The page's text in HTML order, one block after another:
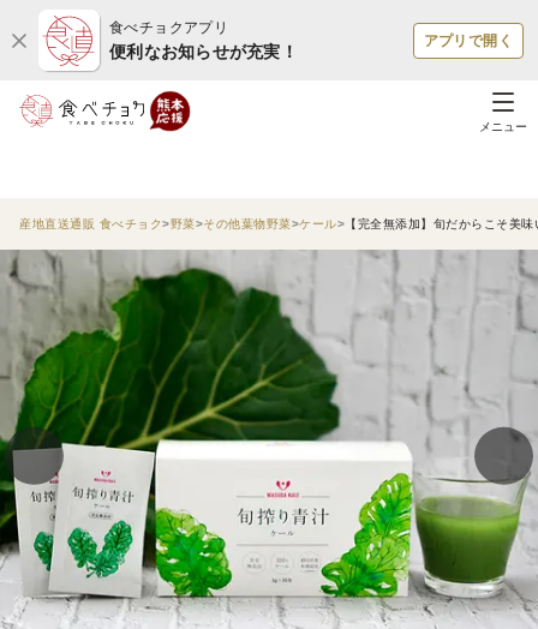
食べチョクアプリ
便利なお知らせが充実！
アプリで開く
メニュー
産地直送通販 食べチョク 野菜 その他葉物野菜 ケール 【完全無添加】旬だからこそ美